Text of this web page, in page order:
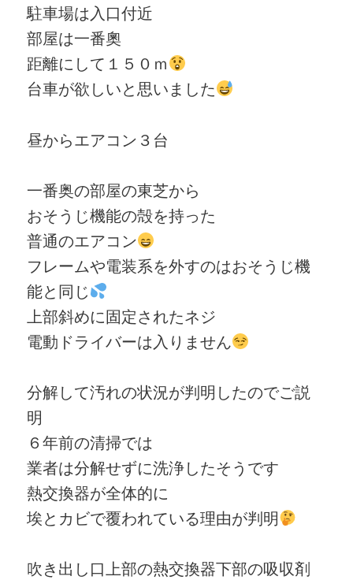
駐車場は入口付近
部屋は一番奧
距離にして１５０ｍ
台車が欲しいと思いました
昼からエアコン３台
一番奥の部屋の東芝から
おそうじ機能の殻を持った
普通のエアコン
フレームや電装系を外すのはおそうじ機
能と同じ
上部斜めに固定されたネジ
電動ドライバーは入りません
分解して汚れの状況が判明したのでご説
明
６年前の清掃では
業者は分解せずに洗浄したそうです
熱交換器が全体的に
埃とカビで覆われている理由が判明
吹き出し口上部の熱交換器下部の吸収剤